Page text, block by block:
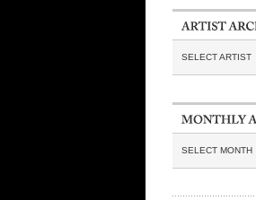
SELECT ARTIST
SELECT MONTH